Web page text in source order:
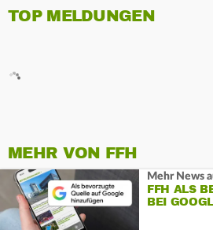
TOP MELDUNGEN
MEHR VON FFH
Mehr News
FFH ALS
BEI